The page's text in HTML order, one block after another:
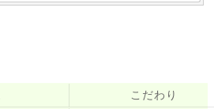
こだわり